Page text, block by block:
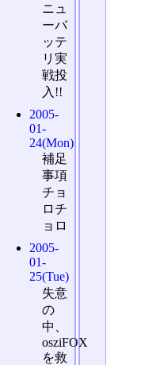
ニュ
ーバ
ッテ
リ実
戦投
入!!
2005-
01-
24(Mon)
補足
事項
チョ
ロチ
ョロ
2005-
01-
25(Tue)
失意
の
中、
osziFOX
を救